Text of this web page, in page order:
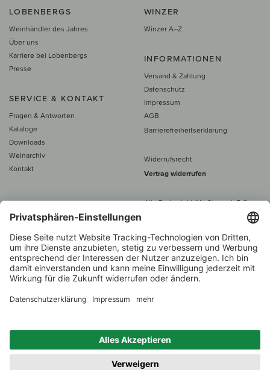
LOBENBERGS
Weinhändler des Jahres
Über uns
Karriere bei Lobenbergs
Presse
SERVICE & KONTAKT
Fragen & Antworten
Kataloge
Downloads
Weinarchiv
Kontakt
WINZER
Winzer A–Z
INFORMATIONEN
Versand & Zahlung
Datenschutz
Impressum
AGB
Barrierefreiheitserklärung
Widerrufsrecht
Vertrag widerrufen
Alle Preise inkl. MwSt., zzgl. 5 €
60 € versand­kosten­
Beratung unter
1.000 Winzer –
Weinhändler
des Jahres 2022
Zurück